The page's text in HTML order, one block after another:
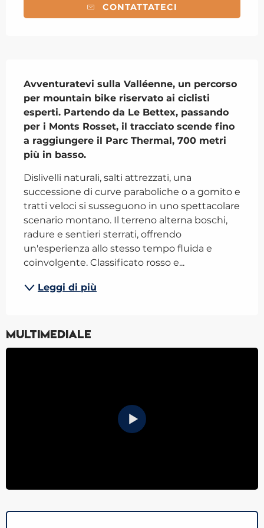
CONTATTATECI
Avventuratevi sulla Valléenne, un percorso
per mountain bike riservato ai ciclisti
esperti. Partendo da Le Bettex, passando
per i Monts Rosset, il tracciato scende fino
a raggiungere il Parc Thermal, 700 metri
più in basso.
Dislivelli naturali, salti attrezzati, una
successione di curve paraboliche o a gomito e
tratti veloci si susseguono in uno spettacolare
scenario montano. Il terreno alterna boschi,
radure e sentieri sterrati, offrendo
un'esperienza allo stesso tempo fluida e
coinvolgente. Classificato rosso e...
Leggi di più
Multimediale